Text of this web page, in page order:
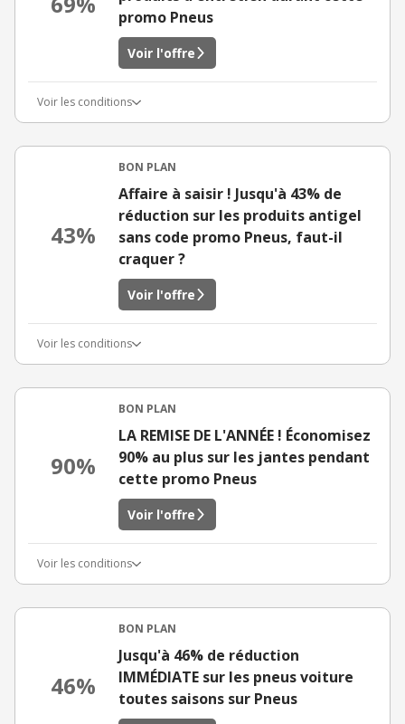
promo Pneus
Voir l'offre
Voir les conditions
43%
BON PLAN
Affaire à saisir ! Jusqu'à 43% de
réduction sur les produits antigel
sans code promo Pneus, faut-il
craquer ?
Voir l'offre
Voir les conditions
90%
BON PLAN
LA REMISE DE L'ANNÉE ! Économisez
90% au plus sur les jantes pendant
cette promo Pneus
Voir l'offre
Voir les conditions
46%
BON PLAN
Jusqu'à 46% de réduction
IMMÉDIATE sur les pneus voiture
toutes saisons sur Pneus